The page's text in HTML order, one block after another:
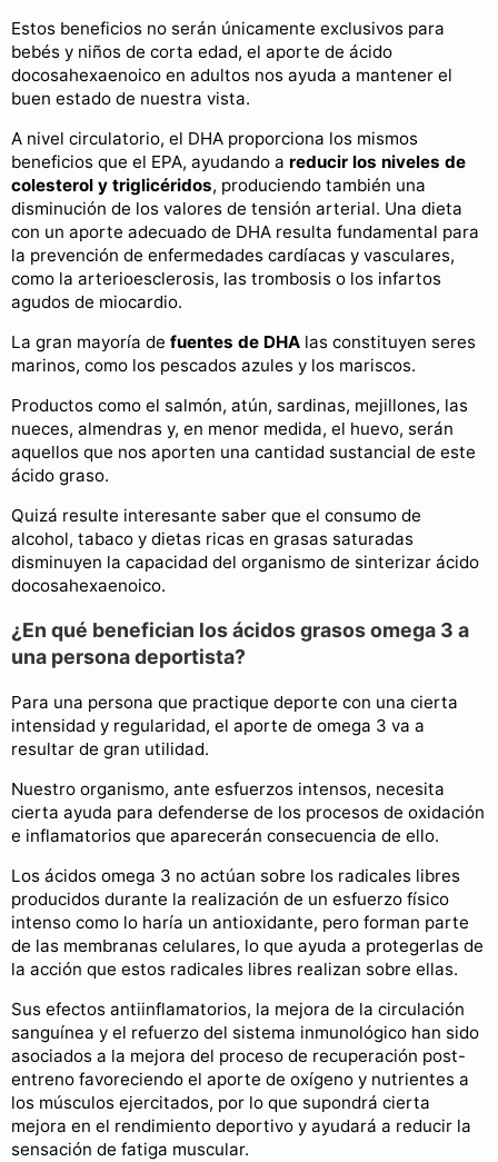
Estos beneficios no serán únicamente exclusivos para
bebés y niños de corta edad, el aporte de ácido
docosahexaenoico en adultos nos ayuda a mantener el
buen estado de nuestra vista.
A nivel circulatorio, el DHA proporciona los mismos
beneficios que el EPA, ayudando a reducir los niveles de
colesterol y triglicéridos, produciendo también una
disminución de los valores de tensión arterial. Una dieta
con un aporte adecuado de DHA resulta fundamental para
la prevención de enfermedades cardíacas y vasculares,
como la arterioesclerosis, las trombosis o los infartos
agudos de miocardio.
La gran mayoría de fuentes de DHA las constituyen seres
marinos, como los pescados azules y los mariscos.
Productos como el salmón, atún, sardinas, mejillones, las
nueces, almendras y, en menor medida, el huevo, serán
aquellos que nos aporten una cantidad sustancial de este
ácido graso.
Quizá resulte interesante saber que el consumo de
alcohol, tabaco y dietas ricas en grasas saturadas
disminuyen la capacidad del organismo de sinterizar ácido
docosahexaenoico.
¿En qué benefician los ácidos grasos omega 3 a
una persona deportista?
Para una persona que practique deporte con una cierta
intensidad y regularidad, el aporte de omega 3 va a
resultar de gran utilidad.
Nuestro organismo, ante esfuerzos intensos, necesita
cierta ayuda para defenderse de los procesos de oxidación
e inflamatorios que aparecerán consecuencia de ello.
Los ácidos omega 3 no actúan sobre los radicales libres
producidos durante la realización de un esfuerzo físico
intenso como lo haría un antioxidante, pero forman parte
de las membranas celulares, lo que ayuda a protegerlas de
la acción que estos radicales libres realizan sobre ellas.
Sus efectos antiinflamatorios, la mejora de la circulación
sanguínea y el refuerzo del sistema inmunológico han sido
asociados a la mejora del proceso de recuperación post-
entreno favoreciendo el aporte de oxígeno y nutrientes a
los músculos ejercitados, por lo que supondrá cierta
mejora en el rendimiento deportivo y ayudará a reducir la
sensación de fatiga muscular.